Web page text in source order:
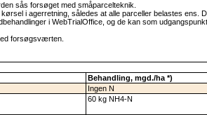
sås forsøget med småparcelteknik.
i agerretning, således at alle parceller belastes
i WebTrialOffice, og de kan som
forsøgsværten.
Behandling, mgd./ha *)
Ingen N
60 kg NH4-N